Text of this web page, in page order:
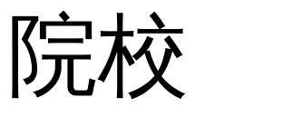
院校